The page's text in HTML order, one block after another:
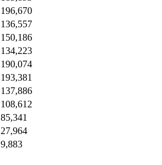
196,670
136,557
150,186
134,223
190,074
193,381
137,886
108,612
85,341
27,964
9,883